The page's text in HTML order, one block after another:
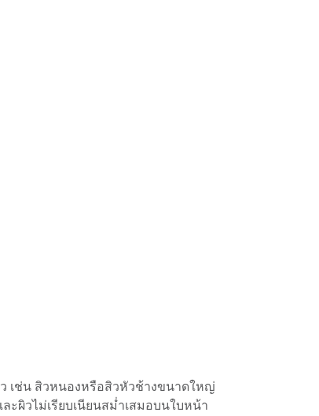
ว เช่น สิวหนองหรือสิวหัวช้างขนาดใหญ่
ะผิวไม่เรียบเนียนสม่ำเสมอบนใบหน้า